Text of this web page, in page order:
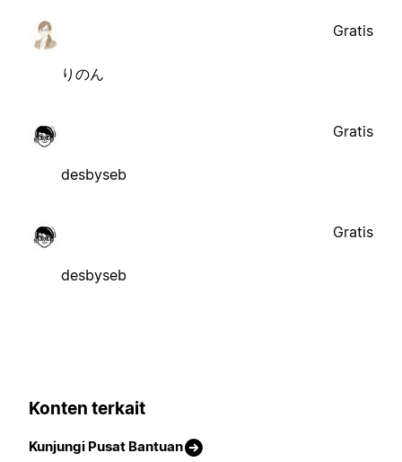
りのん
Gratis
desbyseb
Gratis
desbyseb
Gratis
Konten terkait
Kunjungi Pusat Bantuan